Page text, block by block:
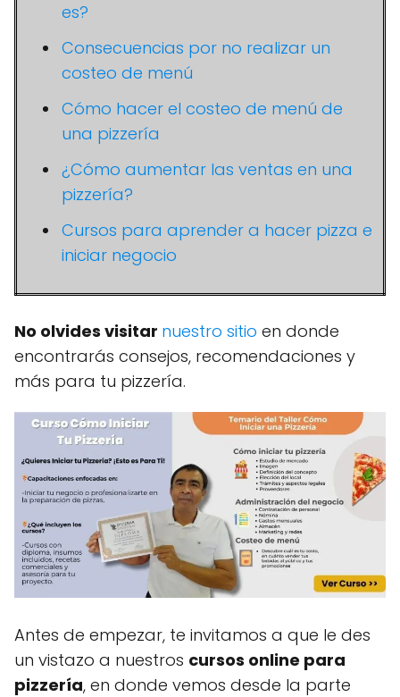
es?
Consecuencias por no realizar un
costeo de menú
Cómo hacer el costeo de menú de
una pizzería
¿Cómo aumentar las ventas en una
pizzería?
Cursos para aprender a hacer pizza e
iniciar negocio
No olvides visitar nuestro sitio en donde
encontrarás consejos, recomendaciones y
más para tu pizzería.
Antes de empezar, te invitamos a que le des
un vistazo a nuestros cursos online para
pizzería, en donde vemos desde la parte